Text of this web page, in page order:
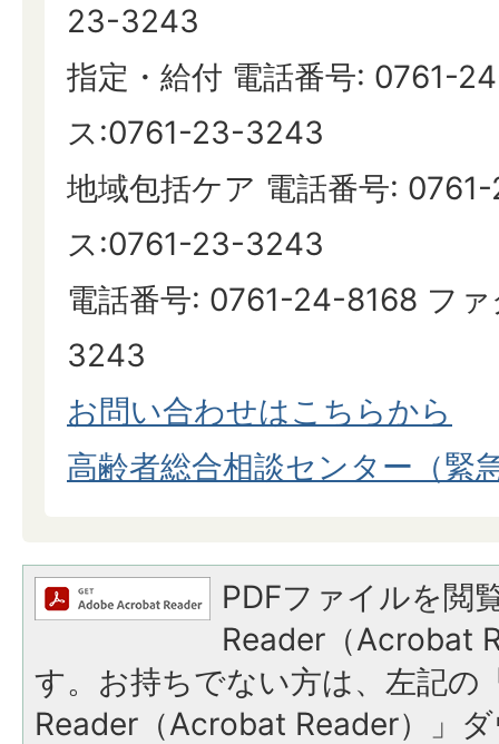
23-3243
指定・給付 電話番号: 0761-
ス:0761-23-3243
地域包括ケア 電話番号:
ス:0761-23-3243
電話番号: 0761-24-8168 フ
3243
お問い合わせはこちらから
高齢者総合相談センター（緊
PDFファイルを閲
Reader（Acrobat
す。お持ちでない方は、左記の
Reader（Acrobat Reader）」